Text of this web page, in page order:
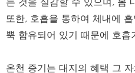
또한, 호흡을 통하여 체내에
뿍 함유되어 있기 때문에 호흡
온천 증기는 대지의 혜택 그